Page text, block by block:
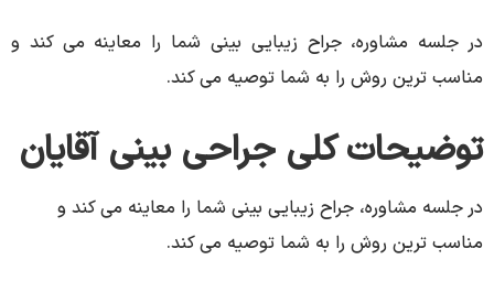
در جلسه مشاوره، جراح زیبایی بینی شما را معاینه می کند و
مناسب ترین روش را به شما توصیه می کند.
توضیحات کلی جراحی بینی آقایان
در جلسه مشاوره، جراح زیبایی بینی شما را معاینه می کند و
مناسب ترین روش را به شما توصیه می کند.